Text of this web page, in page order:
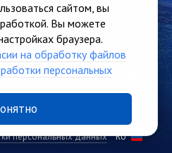
сервисам Seldon
персональных данных RU
сайтом, вы
Вы можете
браузера.
на обработку файлов
персональных